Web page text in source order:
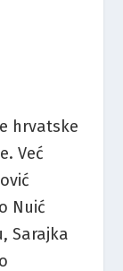
hrvatske
Već
Nuić
Sarajka